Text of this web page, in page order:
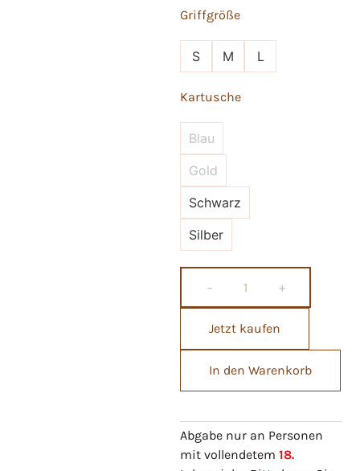
Griffgröße
S M L
Kartusche
Blau
Gold
Schwarz
Silber
− +
Jetzt kaufen
In den Warenkorb
Abgabe nur an Personen
mit vollendetem 18.